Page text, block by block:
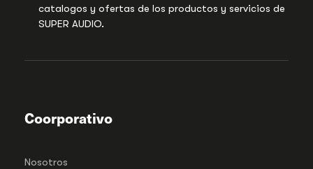
catalogos y ofertas de los productos y servicios de
SUPER AUDIO.
Coorporativo
Nosotros